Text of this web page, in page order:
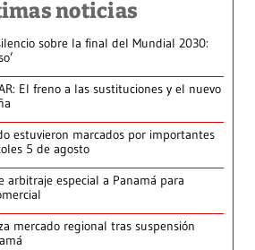
noticias
sobre la final del Mundial 2030:
El freno a las sustituciones y el nuevo
estuvieron marcados por importantes
5 de agosto
arbitraje especial a Panamá para
mercado regional tras suspensión